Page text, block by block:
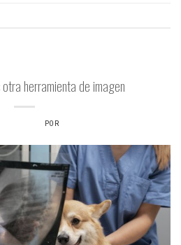
herramienta de imagen
POR